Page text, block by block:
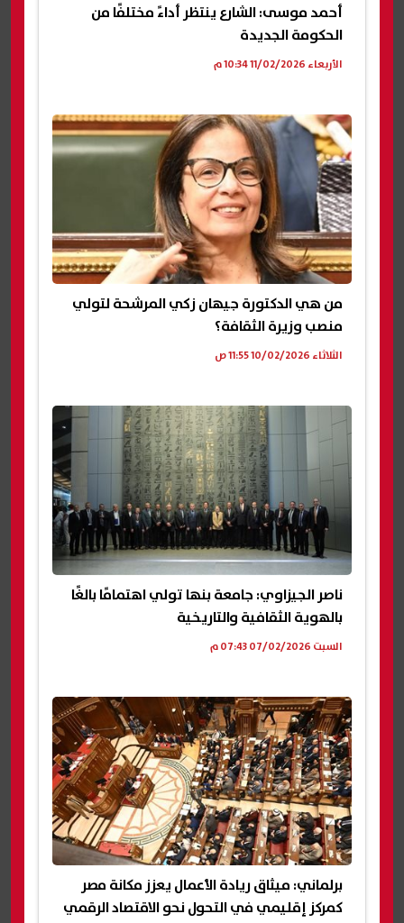
أحمد موسى: الشارع ينتظر أداءً مختلفًا من
الحكومة الجديدة
الأربعاء 11/02/2026 10:34 م
من هي الدكتورة جيهان زكي المرشحة لتولي
منصب وزيرة الثقافة؟
الثلاثاء 10/02/2026 11:55 ص
ناصر الجيزاوي: جامعة بنها تولي اهتمامًا بالغًا
بالهوية الثقافية والتاريخية
السبت 07/02/2026 07:43 م
برلماني: ميثاق ريادة الأعمال يعزز مكانة مصر
كمركز إقليمي في التحول نحو الاقتصاد الرقمي